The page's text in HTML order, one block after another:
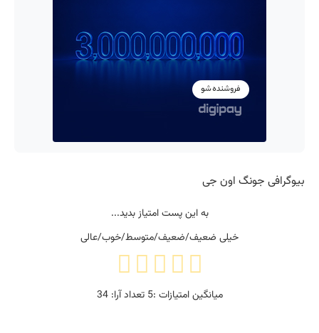
بیوگرافی جونگ اون جی
به این پست امتیاز بدید...
خیلی ضعیف/ضعیف/متوسط/خوب/عالی
میانگین امتیازات :5 تعداد آرا:34